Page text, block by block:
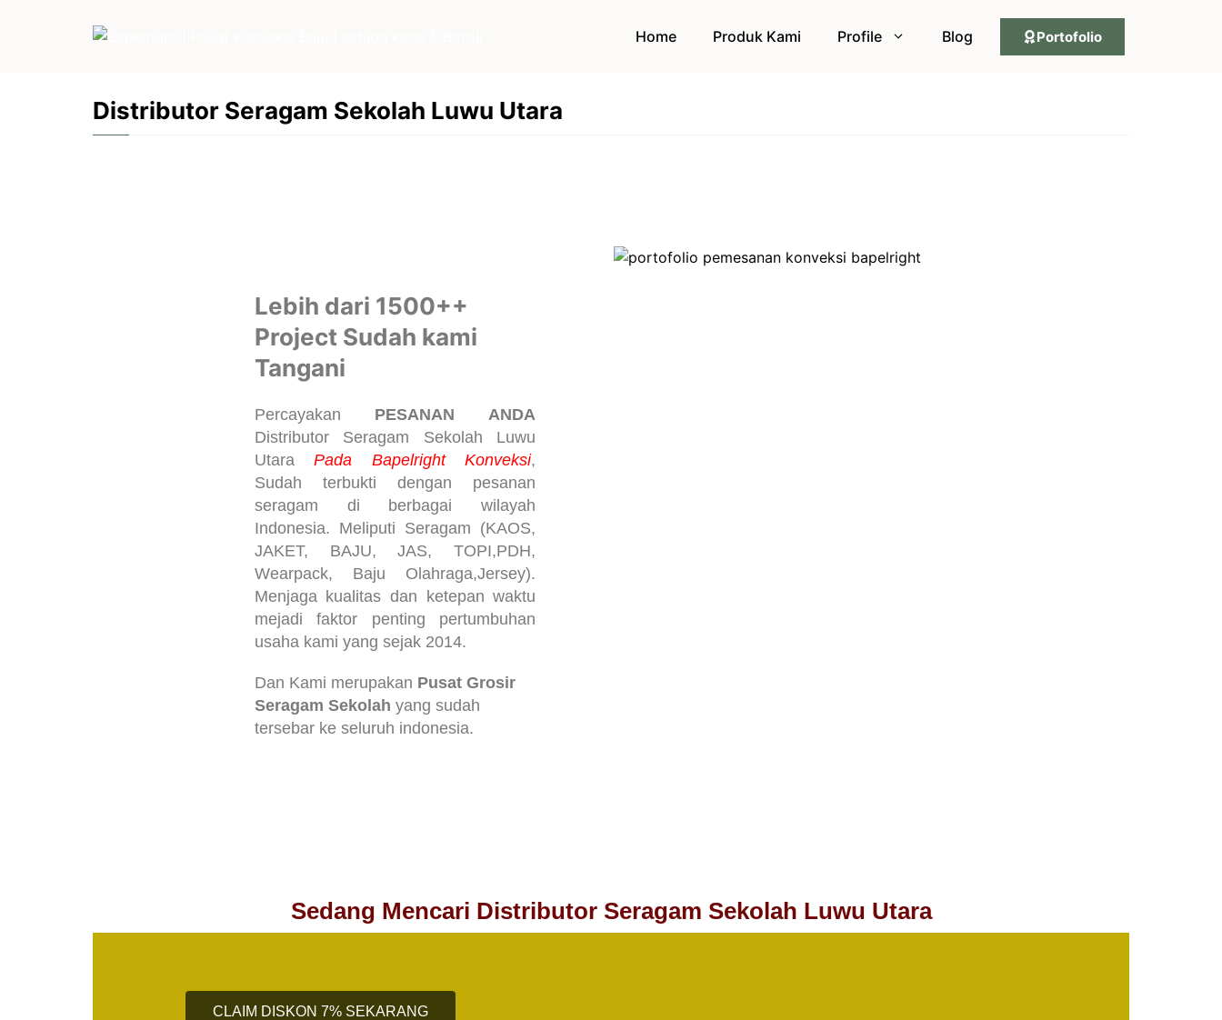
Home Produk Kami Profile Blog Portofolio
Distributor Seragam Sekolah Luwu Utara
Lebih dari 1500++
Project Sudah kami
Tangani
Percayakan PESANAN ANDA
Distributor Seragam Sekolah Luwu
UtaraPada Bapelright Konveksi,
Sudah terbukti dengan pesanan
seragam di berbagai wilayah
Indonesia. Meliputi Seragam (KAOS,
JAKET, BAJU, JAS, TOPI,PDH,
Wearpack, Baju Olahraga,Jersey).
Menjaga kualitas dan ketepan waktu
mejadi faktor penting pertumbuhan
usaha kami yang sejak 2014.
Dan Kami merupakan Pusat Grosir
Seragam Sekolah yang sudah
tersebar ke seluruh indonesia.
Sedang Mencari Distributor Seragam Sekolah Luwu Utara
CLAIM DISKON 7% SEKARANG